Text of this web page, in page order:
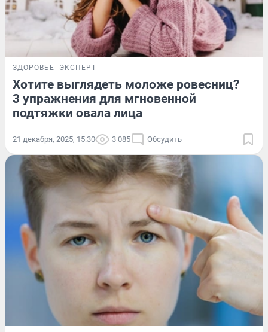
ЗДОРОВЬЕ ЭКСПЕРТ
Хотите выглядеть моложе ровесниц?
3 упражнения для мгновенной
подтяжки овала лица
21 декабря, 2025, 15:30 3 085 Обсудить